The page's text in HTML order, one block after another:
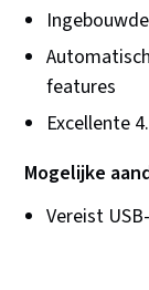
features
Excellente
Mogelijke
Vereist